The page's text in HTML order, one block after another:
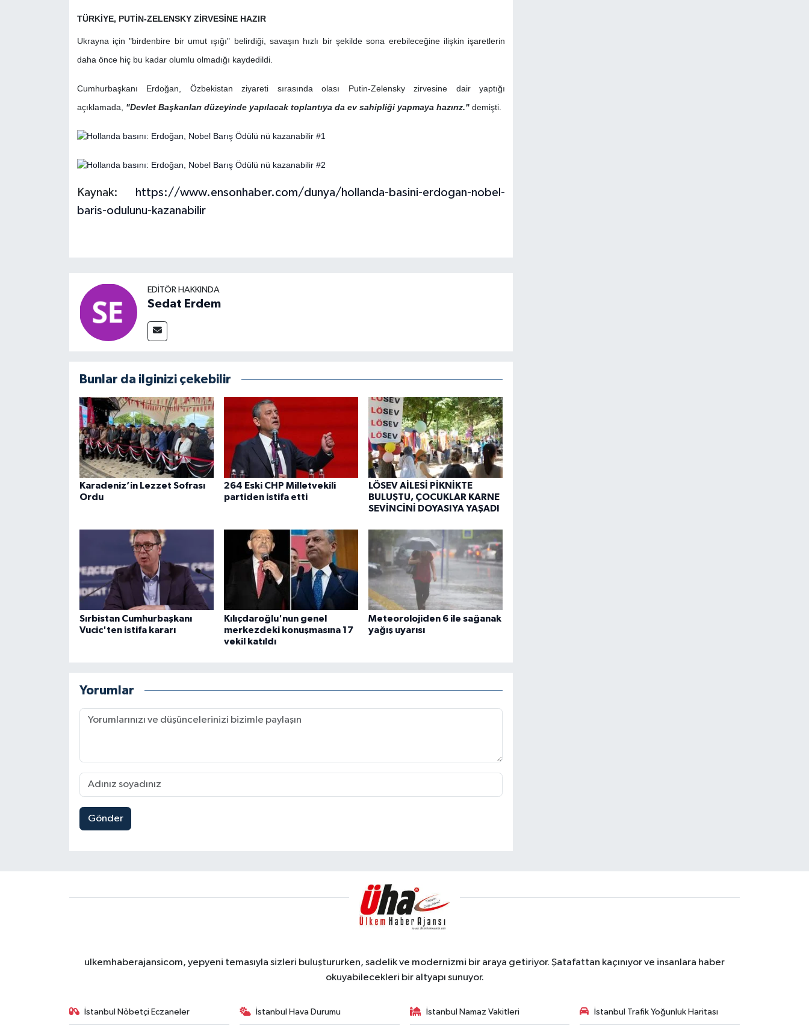
TÜRKİYE, PUTİN-ZELENSKY ZİRVESİNE HAZIR
Ukrayna için "birdenbire bir umut ışığı" belirdiği, savaşın hızlı bir şekilde sona erebileceğine ilişkin işaretlerin
daha önce hiç bu kadar olumlu olmadığı kaydedildi.
Cumhurbaşkanı Erdoğan, Özbekistan ziyareti sırasında olası Putin-Zelensky zirvesine dair yaptığı
açıklamada, "Devlet Başkanları düzeyinde yapılacak toplantıya da ev sahipliği yapmaya hazırız." demişti.
Kaynak:
https://www.ensonhaber.com/dunya/hollanda-basini-erdogan-nobel-
baris-odulunu-kazanabilir
EDITÖR HAKKINDA
Sedat Erdem
Bunlar da ilginizi çekebilir
Karadeniz’in Lezzet Sofrası
Ordu
264 Eski CHP Milletvekili
partiden istifa etti
LÖSEV AİLESİ PİKNİKTE
BULUŞTU, ÇOCUKLAR KARNE
SEVİNCİNİ DOYASIYA YAŞADI
Sırbistan Cumhurbaşkanı
Vucic'ten istifa kararı
Kılıçdaroğlu'nun genel
merkezdeki konuşmasına 17
vekil katıldı
Meteorolojiden 6 ile sağanak
yağış uyarısı
Yorumlar
Gönder
ulkemhaberajansicom, yepyeni temasıyla sizleri buluştururken, sadelik ve modernizmi bir araya getiriyor. Şatafattan kaçınıyor ve insanlara haber
okuyabilecekleri bir altyapı sunuyor.
İstanbul Nöbetçi Eczaneler İstanbul Hava Durumu İstanbul Namaz Vakitleri İstanbul Trafik Yoğunluk Haritası